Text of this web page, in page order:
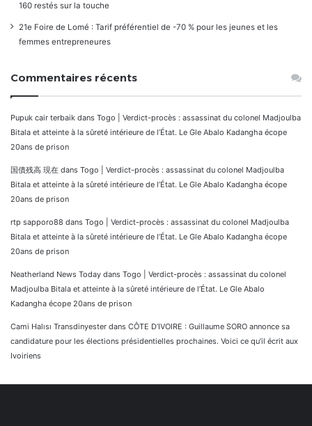
160 restés sur la touche
21e Foire de Lomé : Tarif préférentiel de -70 % pour les jeunes et les
femmes entrepreneures
Commentaires récents
Pupuk cair terbaik dans Togo | Verdict-procès : assassinat du colonel Madjoulba
Bitala et atteinte à la sûreté intérieure de l’État. Le Gle Abalo Kadangha écope
20ans de prison
国債残高 現在 dans Togo | Verdict-procès : assassinat du colonel Madjoulba
Bitala et atteinte à la sûreté intérieure de l’État. Le Gle Abalo Kadangha écope
20ans de prison
rtp sapporo88 dans Togo | Verdict-procès : assassinat du colonel Madjoulba
Bitala et atteinte à la sûreté intérieure de l’État. Le Gle Abalo Kadangha écope
20ans de prison
Neatherland News Today dans Togo | Verdict-procès : assassinat du colonel
Madjoulba Bitala et atteinte à la sûreté intérieure de l’État. Le Gle Abalo
Kadangha écope 20ans de prison
Cami Halısı Transdinyester dans CÔTE D’IVOIRE : Guillaume SORO annonce sa
candidature pour les élections présidentielles prochaines. Voici ce qu’il écrit aux
Ivoiriens